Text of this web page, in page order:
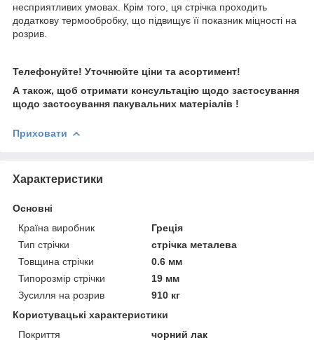
несприятливих умовах. Крім того, ця стрічка проходить
додаткову термообробку, що підвищує її показник міцності на
розрив.
Телефонуйте! Уточнюйте ціни та асортимент!
А також, щоб отримати консультацію щодо застосування
щодо застосування пакувальних матеріалів !
Приховати
Характеристики
Основні
Країна виробник
Греція
Тип стрічки
стрічка металева
Товщина стрічки
0.6 мм
Типорозмір стрічки
19 мм
Зусилля на розрив
910 кг
Користувацькі характеристики
Покриття
чорний лак